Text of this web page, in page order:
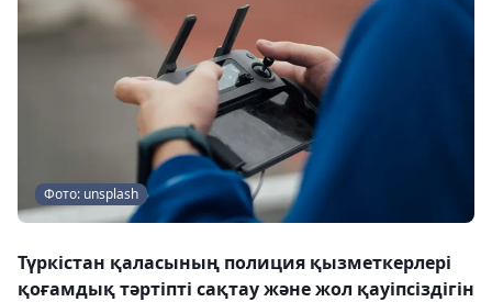
Фото: unsplash
Түркістан қаласының полиция қызметкерлері
қоғамдық тәртіпті сақтау және жол қауіпсіздігін